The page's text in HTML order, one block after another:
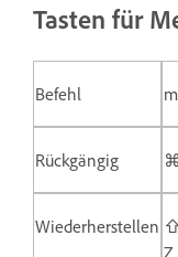
Tasten für
Befehl
Rückgängig
Wiederherstellen
Z